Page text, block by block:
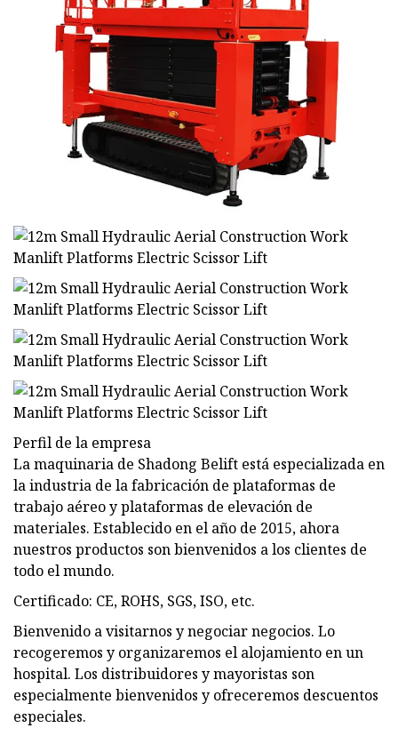
Perfil de la empresa
La maquinaria de Shadong Belift está especializada en
la industria de la fabricación de plataformas de
trabajo aéreo y plataformas de elevación de
materiales. Establecido en el año de 2015, ahora
nuestros productos son bienvenidos a los clientes de
todo el mundo.
Certificado: CE, ROHS, SGS, ISO, etc.
Bienvenido a visitarnos y negociar negocios. Lo
recogeremos y organizaremos el alojamiento en un
hospital. Los distribuidores y mayoristas son
especialmente bienvenidos y ofreceremos descuentos
especiales.